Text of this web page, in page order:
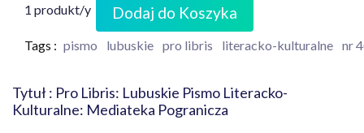
1 produkt/y Dodaj do Koszyka
Tags : pismo lubuskie pro libris literacko-kulturalne nr
Tytuł : Pro Libris: Lubuskie Pismo Literacko-
Kulturalne: Mediateka Pogranicza